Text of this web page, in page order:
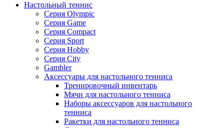
Настольный теннис
Серия Olympic
Серия Game
Серия Compact
Серия Sport
Серия Hobby
Серия City
Gambler
Аксессуары для настольного тенниса
Тренировочный инвентарь
Мячи для настольного тенниса
Наборы аксессуаров для настольного
тенниса
Ракетки для настольного тенниса